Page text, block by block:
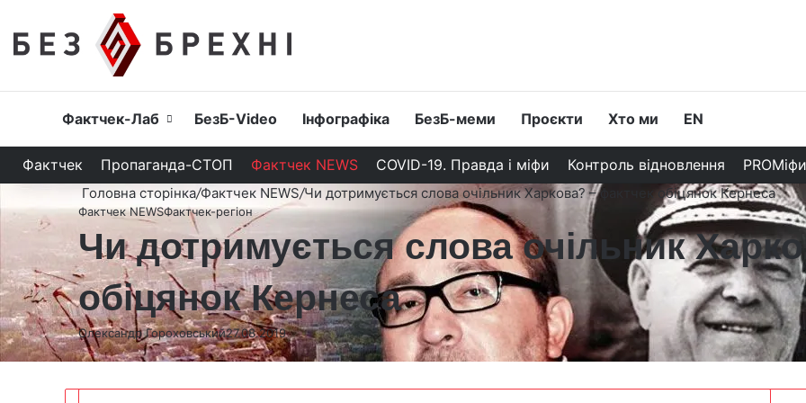
Головна
Фактчек-Лаб БезБ-Video Інфографіка БезБ-меми Проєкти Хто ми EN
Фактчек Пропаганда-СТОП Фактчек NEWS COVID-19. Правда і міфи Контроль відновлення PROМіфи
Головна сторінка/Фактчек NEWS/Чи дотримується слова очільник Харкова? – фактчек обіцянок Кернеса
Фактчек NEWSФактчек-регіон
Чи дотримується слова очільник
обіцянок Кернеса
Олександр Гороховський27.08.2019